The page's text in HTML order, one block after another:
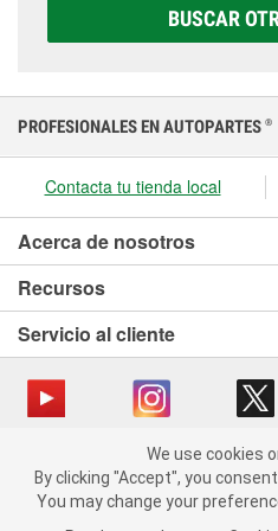
elegir la que sea correcta
BUSCAR
We use cookies on our website.
to the use of
You may change your
PROFESIONALES EN AUTOPARTES ®
Contacta tu tienda local
Acerca de nosotros
Recursos
Servicio al cliente
Copyright © 2008-2026 O’Reilly Auto
catalog_main
Política de privacidad
Ley de
We use cookies
By clicking "Accept", you
You may change your